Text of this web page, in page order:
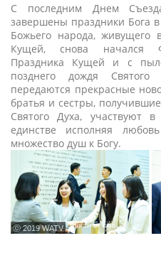
С последним Днем
завершены праздники Бога
Божьего народа, живущего
Кущей, снова начался
Праздника Кущей и с
позднего дождя
передаются прекрасные
братья и сестры,
Святого Духа, участвуют
единстве исполняя
множество душ к Богу.
ⓒ 2019 WATV